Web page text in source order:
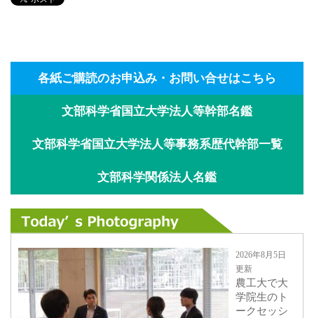
各紙ご購読のお申込み・お問い合せはこちら
文部科学省国立大学法人等幹部名鑑
文部科学省国立大学法人等事務系歴代幹部一覧
文部科学関係法人名鑑
2026年8月5日
更新
農工大で大
学院生のト
ークセッシ